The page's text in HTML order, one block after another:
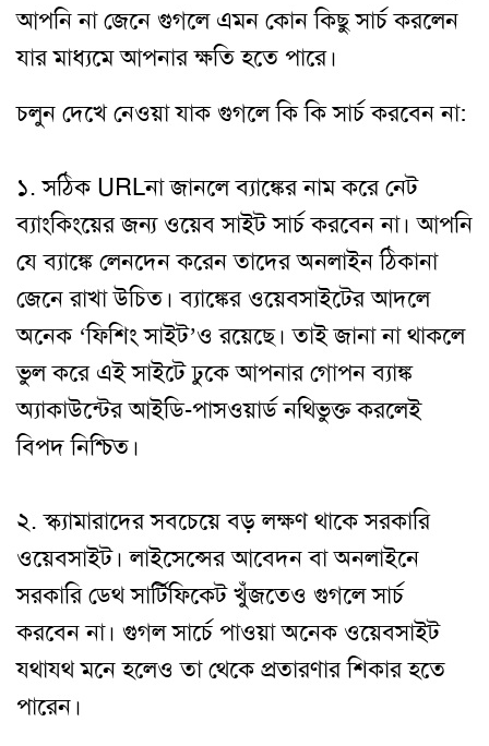
আপনি না জেনে গুগলে এমন কোন কিছু সার্চ করলেন
যার মাধ্যমে আপনার ক্ষতি হতে পারে।
চলুন দেখে নেওয়া যাক গুগলে কি কি সার্চ করবেন না:
১. সঠিক URLনা জানলে ব্যাঙ্কের নাম করে নেট
ব্যাংকিংয়ের জন্য ওয়েব সাইট সার্চ করবেন না। আপনি
যে ব্যাঙ্কে লেনদেন করেন তাদের অনলাইন ঠিকানা
জেনে রাখা উচিত। ব্যাঙ্কের ওয়েবসাইটের আদলে
অনেক ‘ফিশিং সাইট’ও রয়েছে। তাই জানা না থাকলে
ভুল করে এই সাইটে ঢুকে আপনার গোপন ব্যাঙ্ক
অ্যাকাউন্টের আইডি-পাসওয়ার্ড নথিভুক্ত করলেই
বিপদ নিশ্চিত।
২. স্ক্যামারাদের সবচেয়ে বড় লক্ষণ থাকে সরকারি
ওয়েবসাইট। লাইসেন্সের আবেদন বা অনলাইনে
সরকারি ডেথ সার্টিফিকেট খুঁজতেও গুগলে সার্চ
করবেন না। গুগল সার্চে পাওয়া অনেক ওয়েবসাইট
যথাযথ মনে হলেও তা থেকে প্রতারণার শিকার হতে
পারেন।